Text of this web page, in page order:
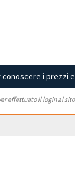
conoscere i prezzi
effettuato il login al